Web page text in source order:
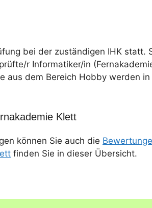
bei der zuständigen IHK
r Informatiker/in
aus dem Bereich Hobby werden
Klett
können Sie auch die
finden Sie in dieser Übersicht.